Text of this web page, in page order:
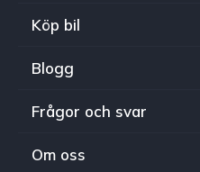
Köp bil
Blogg
Frågor och svar
Om oss